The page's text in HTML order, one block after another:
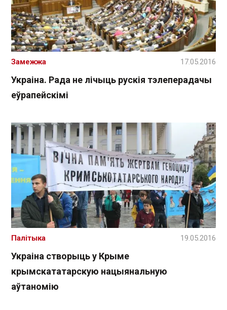
Украіна. Рада не лічыць рускія тэлеперадачы
еўрапейскімі
Замежжа 17.05.2016
Украіна створыць у Крыме
крымскататарскую нацыянальную
аўтаномію
Палітыка 19.05.2016